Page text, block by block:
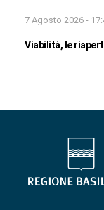
7 Agosto 2026 -
Viabilità, le